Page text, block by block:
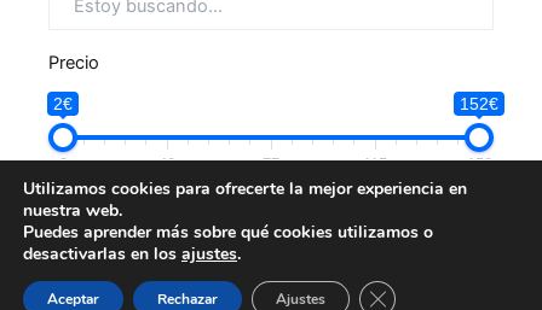
Precio
2€ 152€
2 40 77 115 152
Categorías
Blanqueadores(9)
Sensibilidad(11)
Utilizamos cookies para ofrecerte la mejor experiencia en
nuestra web.
Puedes aprender más sobre qué cookies utilizamos o
desactivarlas en los ajustes.
Aceptar Rechazar Ajustes Cerrar el banner de
Guardias Citas WhatsApp